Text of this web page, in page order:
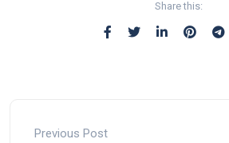
Share this:
Previous Post